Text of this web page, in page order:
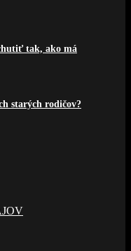
tak, ako má
starých rodičov?